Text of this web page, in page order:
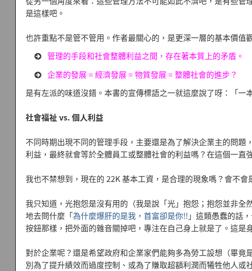
是這樣吧。
也許重點不是管不管用。作者最關心的，是更深一層的基本價值
管理的手段和社會整體利益之間，存在著本質上的矛盾。
企業的發展 = 經濟發展 = 物質發展 = 整體社會的進步？
是有左派的味道沒錯。本書的宣傳標語之一就這麼說了呀：「一
社會福祉 vs. 個人利益
不同時期出現不同的管理手段，主要還是為了解決企業主的問
利益，最終就會等於全體員工或整體社會的利益嗎？在這個一直
我也不禁想到，現在的 22K 基本工資，是合理的現象嗎？會不
我只知道，光抱怨是沒有用的（我是說「光」抱怨；抱怨並非
地去問什麼「為什麼爆肝的是我，首富卻是你!! 」這類愚蠢的話
按鈕那樣，把外面的雜音關掉吧，專注在自己身上就是了。這是
對於企業呢？還是希望政府和企業家們能夠多為勞工設想（畢竟
別為了提升績效而過度控制、或為了賺取超額利潤而犧牲他人或